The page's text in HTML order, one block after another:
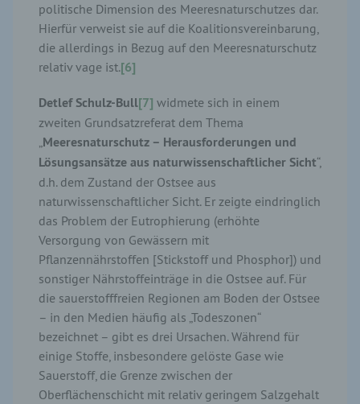
politische Dimension des Meeresnaturschutzes dar.
Hierfür verweist sie auf die Koalitionsvereinbarung,
die allerdings in Bezug auf den Meeresnaturschutz
relativ vage ist.[6]
Detlef Schulz-Bull[7] widmete sich in einem
zweiten Grundsatzreferat dem Thema
„Meeresnaturschutz – Herausforderungen und
Lösungsansätze aus naturwissenschaftlicher Sicht“,
d.h. dem Zustand der Ostsee aus
naturwissenschaftlicher Sicht. Er zeigte eindringlich
das Problem der Eutrophierung (erhöhte
Versorgung von Gewässern mit
Pflanzennährstoffen [Stickstoff und Phosphor]) und
sonstiger Nährstoffeinträge in die Ostsee auf. Für
die sauerstofffreien Regionen am Boden der Ostsee
– in den Medien häufig als „Todeszonen“
bezeichnet – gibt es drei Ursachen. Während für
einige Stoffe, insbesondere gelöste Gase wie
Sauerstoff, die Grenze zwischen der
Oberflächenschicht mit relativ geringem Salzgehalt